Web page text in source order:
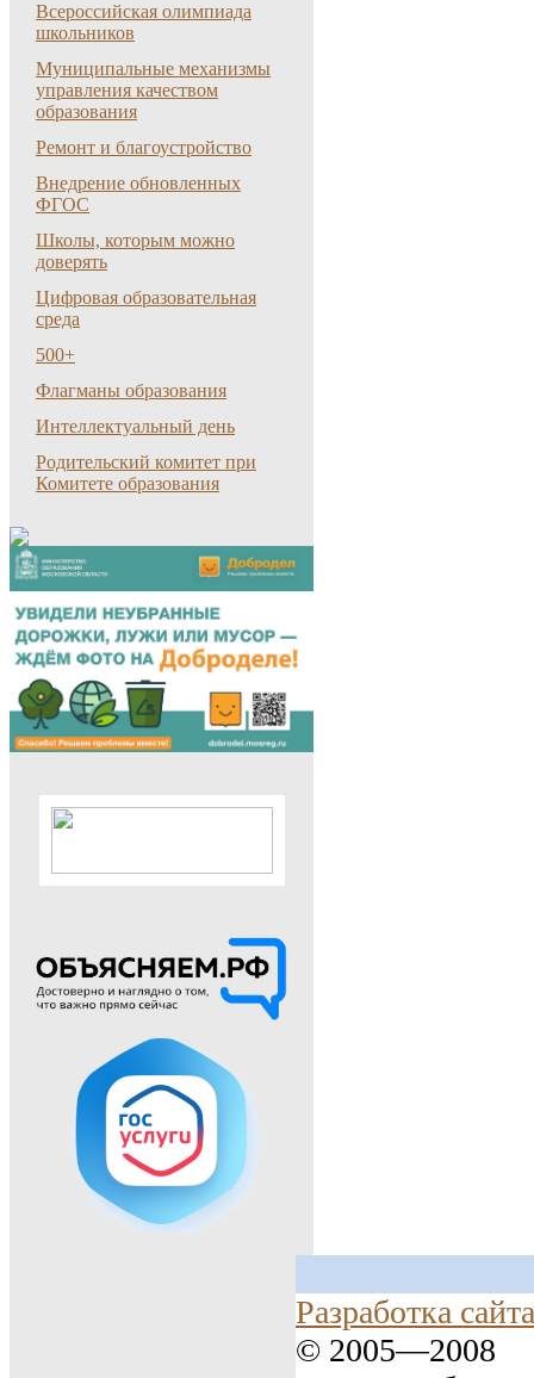
Всероссийская олимпиада
школьников
Муниципальные механизмы
управления качеством
образования
Ремонт и благоустройство
Внедрение обновленных
ФГОС
Школы, которым можно
доверять
Цифровая образовательная
среда
500+
Флагманы образования
Интеллектуальный день
Родительский комитет при
Комитете образования
Разработка сайта
© 2005—2008